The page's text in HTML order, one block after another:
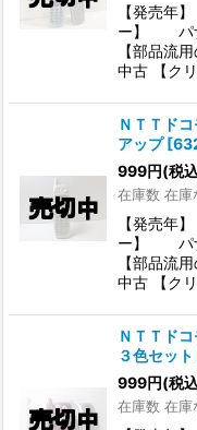
【発売
ー】 パナ
【部品流
中古 【ク
ＮＴＴド
アップ [
999円(税
在庫数 在庫
【発売
ー】 パナ
【部品流
中古 【ク
ＮＴＴド
３色セット
999円(税
在庫数 在庫